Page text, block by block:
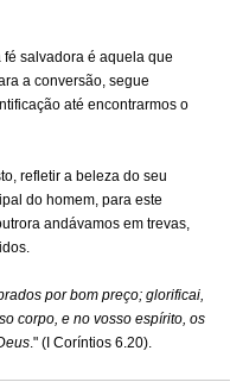
salvadora é aquela que
a conversão, segue
até encontrarmos o
refletir a beleza do seu
do homem, para este
andávamos em trevas,
por bom preço; glorificai,
corpo, e no vosso espírito, os
." (I Coríntios 6.20).